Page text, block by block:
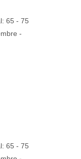
65 - 75
-
65 - 75